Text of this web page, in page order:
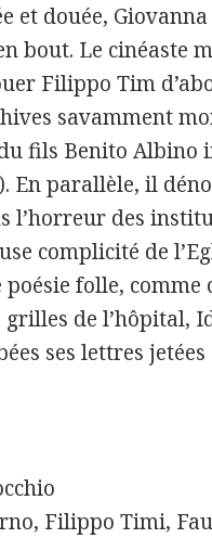
et douée,
bout. Le cinéaste
Filippo Tim
savamment
fils Benito Albino
En parallèle, il
l’horreur des
complicité de
poésie folle,
grilles de l’hôpital,
ses lettres
Filippo Timi,